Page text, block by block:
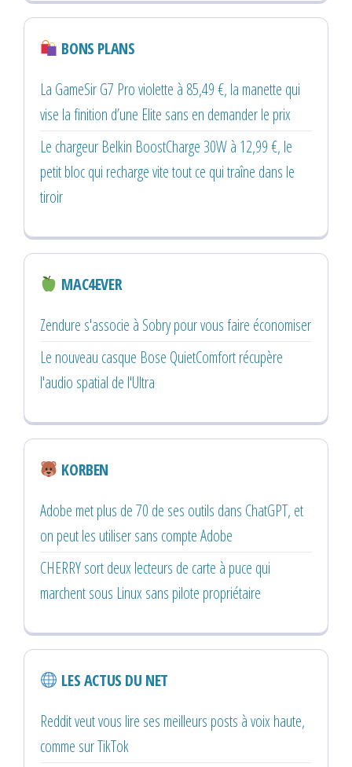
BONS PLANS
La GameSir G7 Pro violette à 85,49 €, la manette qui
vise la finition d’une Elite sans en demander le prix
Le chargeur Belkin BoostCharge 30W à 12,99 €, le
petit bloc qui recharge vite tout ce qui traîne dans le
tiroir
MAC4EVER
Zendure s'associe à Sobry pour vous faire économiser
Le nouveau casque Bose QuietComfort récupère
l'audio spatial de l'Ultra
KORBEN
Adobe met plus de 70 de ses outils dans ChatGPT, et
on peut les utiliser sans compte Adobe
CHERRY sort deux lecteurs de carte à puce qui
marchent sous Linux sans pilote propriétaire
LES ACTUS DU NET
Reddit veut vous lire ses meilleurs posts à voix haute,
comme sur TikTok